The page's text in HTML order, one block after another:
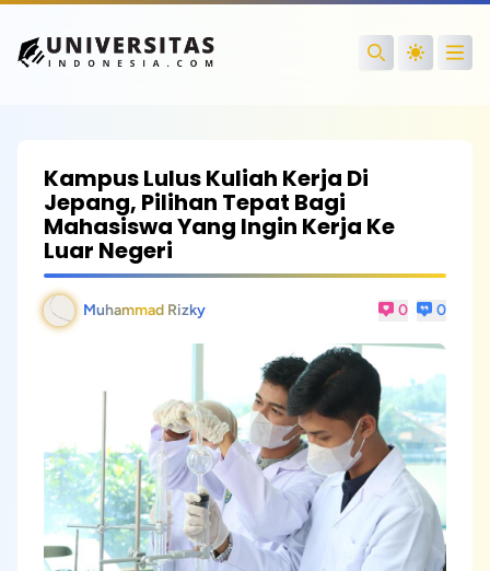
Search
Kampus Lulus Kuliah Kerja Di
Jepang, Pilihan Tepat Bagi
Mahasiswa Yang Ingin Kerja Ke
Luar Negeri
Muhammad Rizky 0 0